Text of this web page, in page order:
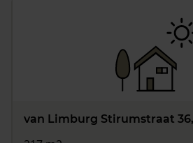
van Limburg Stirumstraat